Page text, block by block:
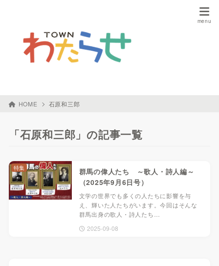
HOME 石原和三郎
「石原和三郎」の記事一覧
群馬の偉人たち ～歌人・詩人編～
（2025年9月6日号）
文学の世界でも多くの人たちに影響を与
え、輝いた人たちがいます。今回はそんな
群馬出身の歌人・詩人たち…
2025-09-08
特集